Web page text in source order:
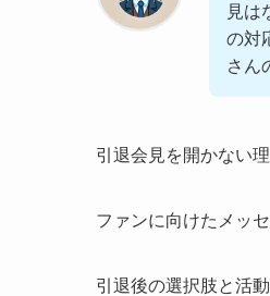
見は
の対
さん
引退会見を開かない
ファンに向けたメッ
引退後の選択肢と活